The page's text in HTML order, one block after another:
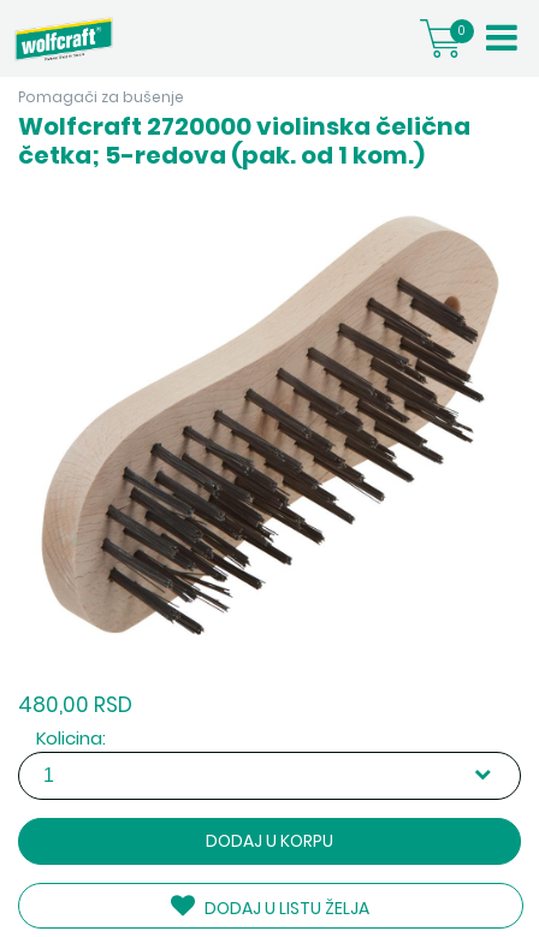
0
Pomagači za bušenje
Wolfcraft 2720000 violinska čelična
četka; 5-redova (pak. od 1 kom.)
480,00 RSD
Kolicina:
DODAJ U KORPU
DODAJ U LISTU ŽELJA